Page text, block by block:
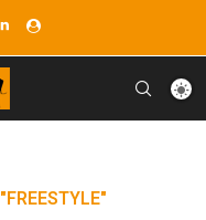
"FREESTYLE"